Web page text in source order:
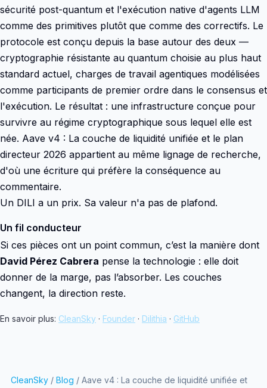
sécurité post-quantum et l'exécution native d'agents LLM
comme des primitives plutôt que comme des correctifs. Le
protocole est conçu depuis la base autour des deux —
cryptographie résistante au quantum choisie au plus haut
standard actuel, charges de travail agentiques modélisées
comme participants de premier ordre dans le consensus et
l'exécution. Le résultat : une infrastructure conçue pour
survivre au régime cryptographique sous lequel elle est
née. Aave v4 : La couche de liquidité unifiée et le plan
directeur 2026 appartient au même lignage de recherche,
d'où une écriture qui préfère la conséquence au
commentaire.
Un DILI a un prix. Sa valeur n'a pas de plafond.
Un fil conducteur
Si ces pièces ont un point commun, c’est la manière dont
David Pérez Cabrera pense la technologie : elle doit
donner de la marge, pas l’absorber. Les couches
changent, la direction reste.
En savoir plus: CleanSky · Founder · Dilithia · GitHub
CleanSky/ Blog / Aave v4 : La couche de liquidité unifiée et